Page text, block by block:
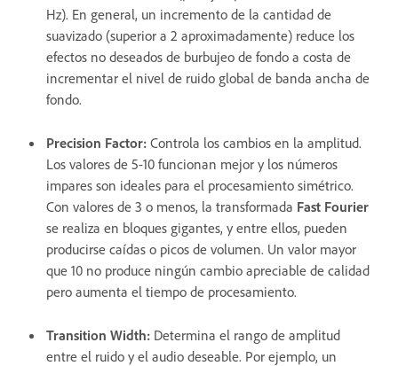
Hz). En general, un incremento de la cantidad de
suavizado (superior a 2 aproximadamente) reduce los
efectos no deseados de burbujeo de fondo a costa de
incrementar el nivel de ruido global de banda ancha de
fondo.
Precision Factor: Controla los cambios en la amplitud.
Los valores de 5-10 funcionan mejor y los números
impares son ideales para el procesamiento simétrico.
Con valores de 3 o menos, la transformada Fast Fourier
se realiza en bloques gigantes, y entre ellos, pueden
producirse caídas o picos de volumen. Un valor mayor
que 10 no produce ningún cambio apreciable de calidad
pero aumenta el tiempo de procesamiento.
Transition Width: Determina el rango de amplitud
entre el ruido y el audio deseable. Por ejemplo, un